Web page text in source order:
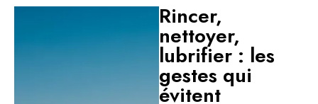
Rincer,
nettoyer,
lubrifier : les
gestes qui
évitent